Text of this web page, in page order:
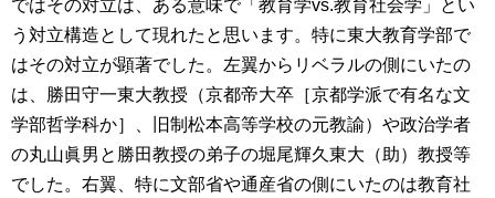
ではその対立は、ある意味で「教育学vs.教育社会学」とい
う対立構造として現れたと思います。特に東大教育学部で
はその対立が顕著でした。左翼からリベラルの側にいたの
は、勝田守一東大教授（京都帝大卒［京都学派で有名な文
学部哲学科か］、旧制松本高等学校の元教諭）や政治学者
の丸山眞男と勝田教授の弟子の堀尾輝久東大（助）教授等
でした。右翼、特に文部省や通産省の側にいたのは教育社